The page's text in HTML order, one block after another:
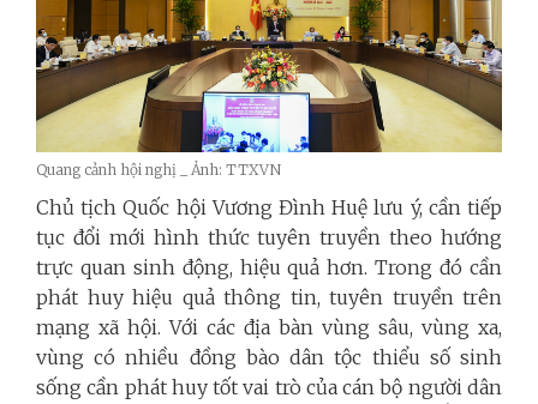
Quang cảnh hội nghị _ Ảnh: TTXVN
Chủ tịch Quốc hội Vương Đình Huệ lưu ý, cần tiếp
tục đổi mới hình thức tuyên truyền theo hướng
trực quan sinh động, hiệu quả hơn. Trong đó cần
phát huy hiệu quả thông tin, tuyên truyền trên
mạng xã hội. Với các địa bàn vùng sâu, vùng xa,
vùng có nhiều đồng bào dân tộc thiểu số sinh
sống cần phát huy tốt vai trò của cán bộ người dân